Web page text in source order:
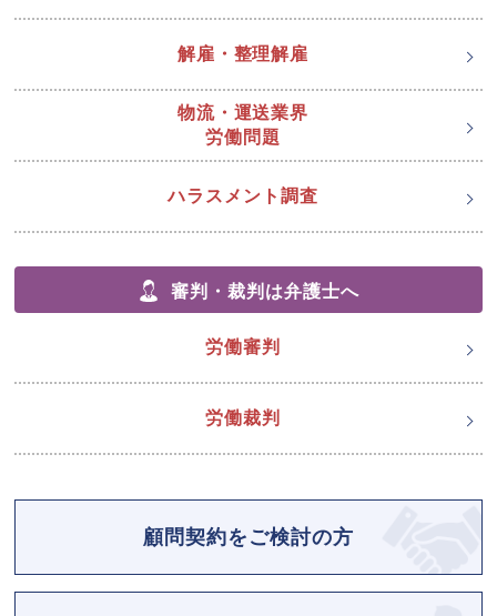
解雇・整理解雇
物流・運送業界
労働問題
ハラスメント調査
審判・裁判は弁護士へ
労働審判
労働裁判
顧問契約をご検討の方